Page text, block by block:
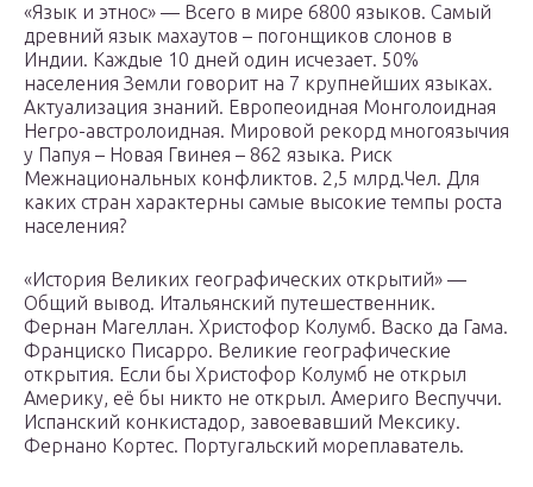
«Язык и этнос» — Всего в мире 6800 языков. Самый
древний язык махаутов – погонщиков слонов в
Индии. Каждые 10 дней один исчезает. 50%
населения Земли говорит на 7 крупнейших языках.
Актуализация знаний. Европеоидная Монголоидная
Негро-австролоидная. Мировой рекорд многоязычия
у Папуя – Новая Гвинея – 862 языка. Риск
Межнациональных конфликтов. 2,5 млрд.Чел. Для
каких стран характерны самые высокие темпы роста
населения?
«История Великих географических открытий» —
Общий вывод. Итальянский путешественник.
Фернан Магеллан. Христофор Колумб. Васко да Гама.
Франциско Писарро. Великие географические
открытия. Если бы Христофор Колумб не открыл
Америку, её бы никто не открыл. Америго Веспуччи.
Испанский конкистадор, завоевавший Мексику.
Фернано Кортес. Португальский мореплаватель.